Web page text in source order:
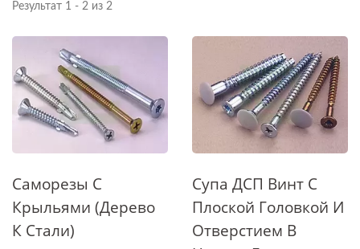
Результат 1 - 2 из 2
Саморезы С
Крыльями (дерево
К Стали)
Супа ДСП Винт С
Плоской Головкой И
Отверстием В